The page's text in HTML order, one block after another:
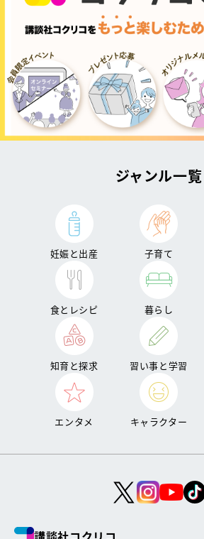
ジャンル一覧
妊娠と出産 子育て
食とレシピ 暮らし
知育と探求 習い事と学習
エンタメ キャラクター